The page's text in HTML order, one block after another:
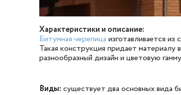
Характеристики и описание:
Битумная черепица изготавливается
Такая конструкция придает
разнообразный дизайн и цветовую
Виды: существует два основных вида